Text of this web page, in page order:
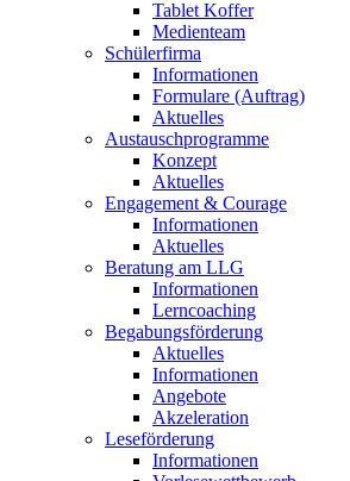
Tablet Koffer
Medienteam
Schülerfirma
Informationen
Formulare (Auftrag)
Aktuelles
Austauschprogramme
Konzept
Aktuelles
Engagement & Courage
Informationen
Aktuelles
Beratung am LLG
Informationen
Lerncoaching
Begabungsförderung
Aktuelles
Informationen
Angebote
Akzeleration
Leseförderung
Informationen